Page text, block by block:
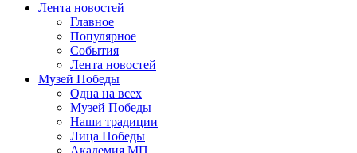
Лента новостей
Главное
Популярное
События
Лента новостей
Музей Победы
Одна на всех
Музей Победы
Наши традиции
Лица Победы
Академия МП